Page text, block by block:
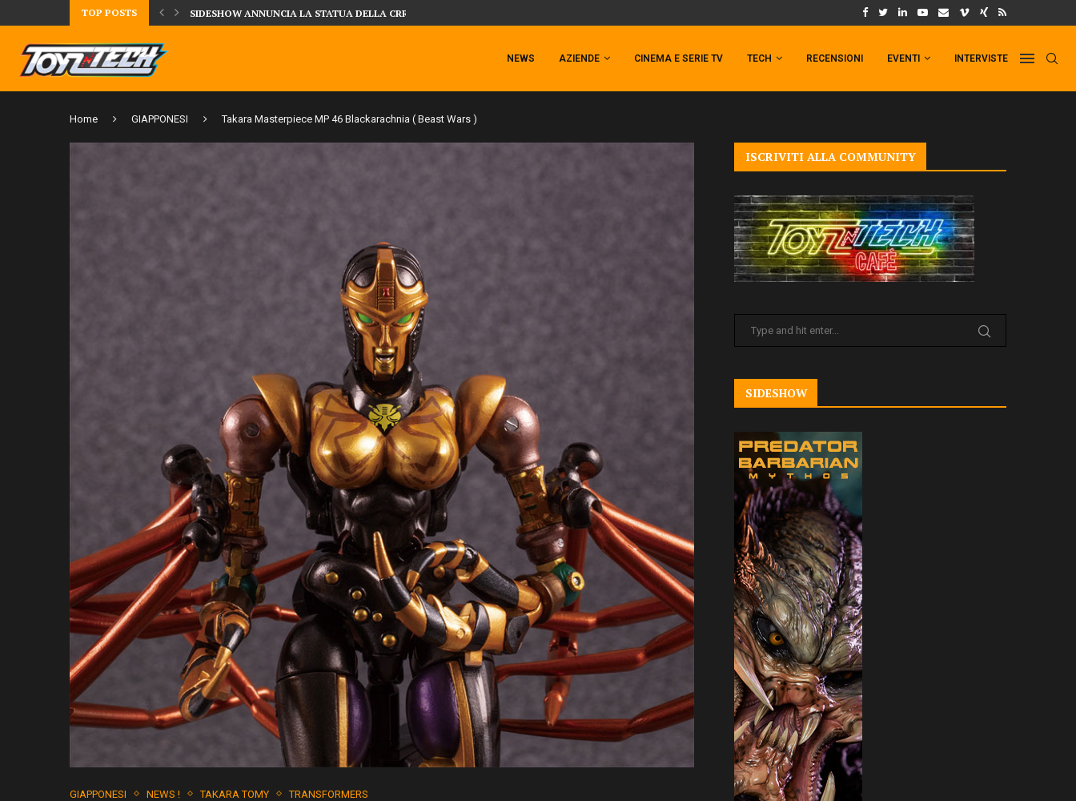
TOP POSTS
DELLA CRRATURA DELLA LAGUNA...DAL MONDO DEGLI X-MEN ARRIVA TEMPESTA TARGATA SIDESHOW! IL TRAILER DI FIST OF THE NORTH STAR!
NEWS AZIENDE CINEMA E SERIE TV TECH RECENSIONI EVENTI INTERVISTE
Home GIAPPONESI Takara Masterpiece MP 46 Blackarachnia ( Beast Wars )
GIAPPONESI NEWS ! TAKARA TOMY TRANSFORMERS
ISCRIVITI ALLA COMMUNITY
SIDESHOW